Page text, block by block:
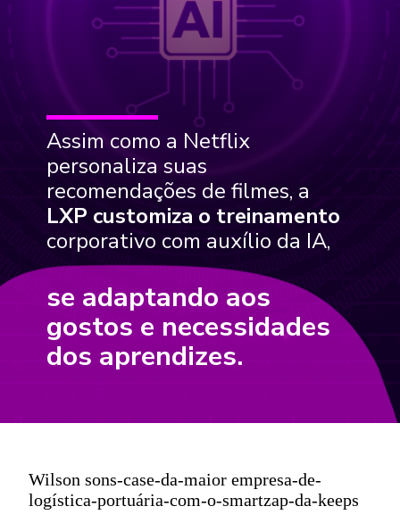
se adaptando aos
gostos e necessidades
dos aprendizes.
Assim como a Netflix
personaliza suas
recomendações de filmes, a
LXP customiza o treinamento
corporativo com auxílio da IA,
Wilson sons-case-da-maior empresa-de-
logística-portuária-com-o-smartzap-da-keeps